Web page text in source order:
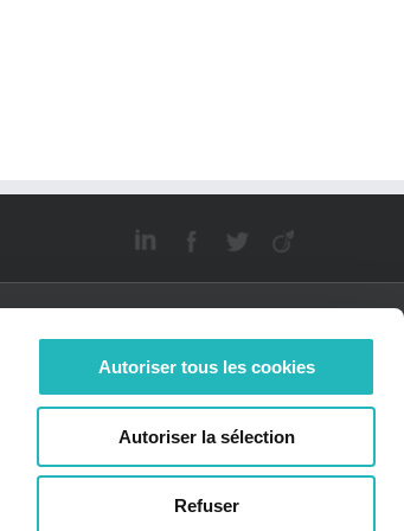
Autoriser tous les cookies
Autoriser la sélection
Refuser
ACTUALITÉS